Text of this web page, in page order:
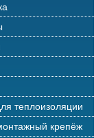
теплоизоляции
крепёж